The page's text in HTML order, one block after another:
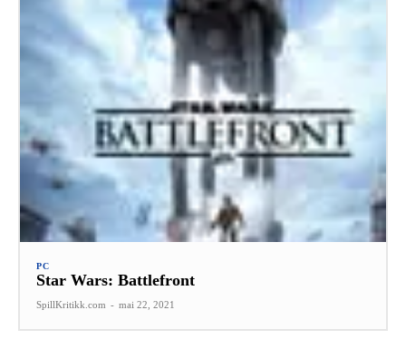
PC
Star Wars: Battlefront
SpillKritikk.com - mai 22, 2021